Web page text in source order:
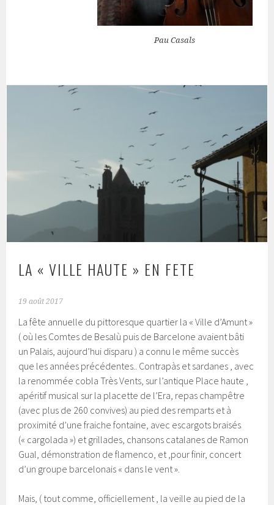
Pau Casals
LA « VILLE HAUTE » EN FETE
19 août 2017
La fête annuelle du pittoresque quartier la « Ville d’Amunt »
( où les Comtes de Besalù puis de Barcelone avaient bâti
un Palais, aujourd’hui disparu ) a connu le même succès
que les années précédentes.. Contrapàs et sardanes , avec
la renommée cobla Très Vents, sur l’antique Place haute ,
apéritif musical sur la placette de l’Era, repas champêtre
(avec plus de 260 convives) au pied des remparts et à
proximité d’une fraiche fontaine, avec escargots braisés
(« cargolada ») et grillades, chansons catalanes de Ramon
Gual, démonstration de flamenco, et ,pour finir, concert
d’un groupe barcelonais « dans le vent ».
Mais, ( tout comme, officiellement , la veille au pied de la